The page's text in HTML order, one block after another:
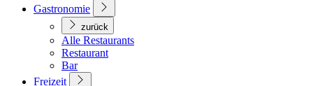
Gastronomie
zurück
Alle Restaurants
Restaurant
Bar
Freizeit